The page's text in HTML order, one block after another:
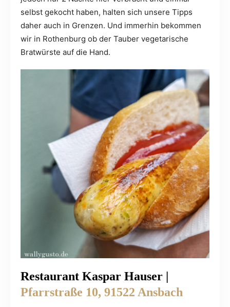
selbst gekocht haben, halten sich unsere Tipps
daher auch in Grenzen. Und immerhin bekommen
wir in Rothenburg ob der Tauber vegetarische
Bratwürste auf die Hand.
Restaurant Kaspar Hauser |
Pfarrstraße 10, 91522 Ansbach